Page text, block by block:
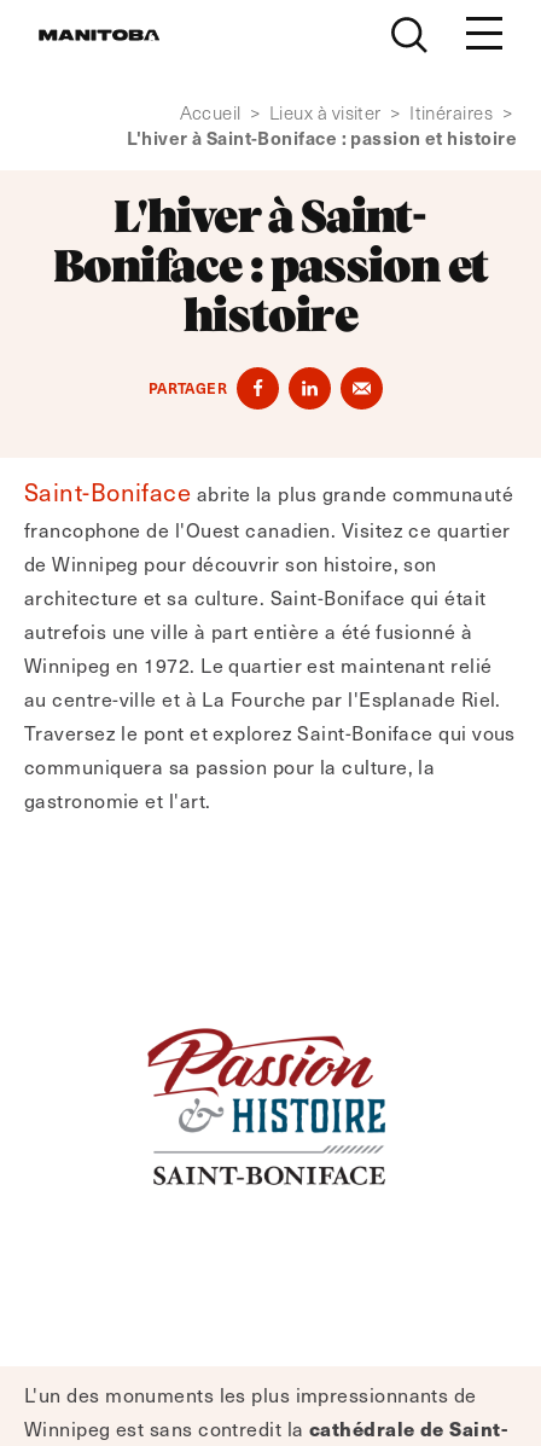
Accueil > Lieux à visiter > Itinéraires >
L'hiver à Saint-Boniface : passion et histoire
L'hiver à Saint-
Boniface : passion et
histoire
PARTAGER
Saint-Boniface abrite la plus grande communauté
francophone de l'Ouest canadien. Visitez ce quartier
de Winnipeg pour découvrir son histoire, son
architecture et sa culture. Saint-Boniface qui était
autrefois une ville à part entière a été fusionné à
Winnipeg en 1972. Le quartier est maintenant relié
au centre-ville et à La Fourche par l'Esplanade Riel.
Traversez le pont et explorez Saint-Boniface qui vous
communiquera sa passion pour la culture, la
gastronomie et l'art.
L'un des monuments les plus impressionnants de
Winnipeg est sans contredit la cathédrale de Saint-